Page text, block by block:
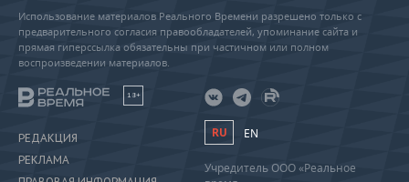
Использование материалов Реального Времени разрешено только с
предварительного согласия правообладателей, упоминание сайта и
прямая гиперссылка обязательны при частичном или полном
воспроизведении материалов.
18+
РЕДАКЦИЯ
РЕКЛАМА
RU EN
Учредитель ООО «Реальное